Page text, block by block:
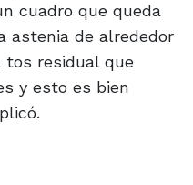
cuadro que queda
astenia de alrededor
tos residual que
y esto es bien